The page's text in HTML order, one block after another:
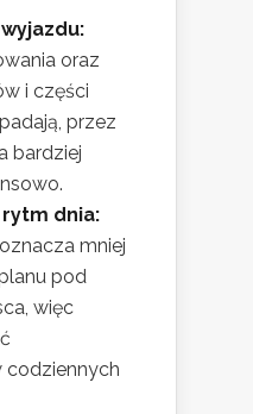
oraz
i części
przez
bardziej
dnia:
mniej
pod
więc
codziennych